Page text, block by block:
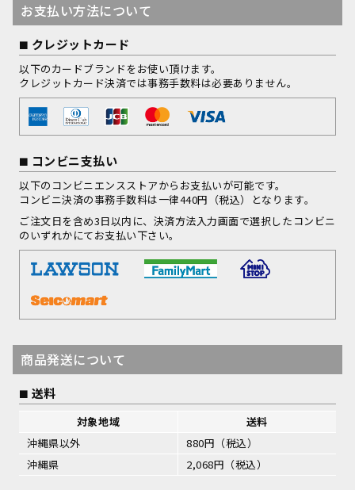
お支払い方法について
クレジットカード
以下のカードブランドをお使い頂けます。
クレジットカード決済では事務手数料は必要ありません。
コンビニ支払い
以下のコンビニエンスストアからお支払いが可能です。
コンビニ決済の事務手数料は一律440円（税込）となります。
ご注文日を含め3日以内に、決済方法入力画面で選択したコンビニ
のいずれかにてお支払い下さい。
商品発送について
送料
対象地域
送料
沖縄県以外
880円（税込）
沖縄県
2,068円（税込）